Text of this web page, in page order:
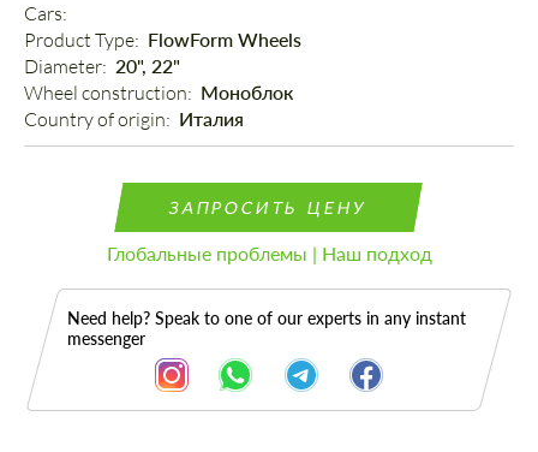
Cars:
Product Type: FlowForm Wheels
Diameter: 20", 22"
Wheel construction: Моноблок
Country of origin: Италия
ЗАПРОСИТЬ ЦЕНУ
Глобальные проблемы | Наш подход
Need help? Speak to one of our experts in any instant
messenger